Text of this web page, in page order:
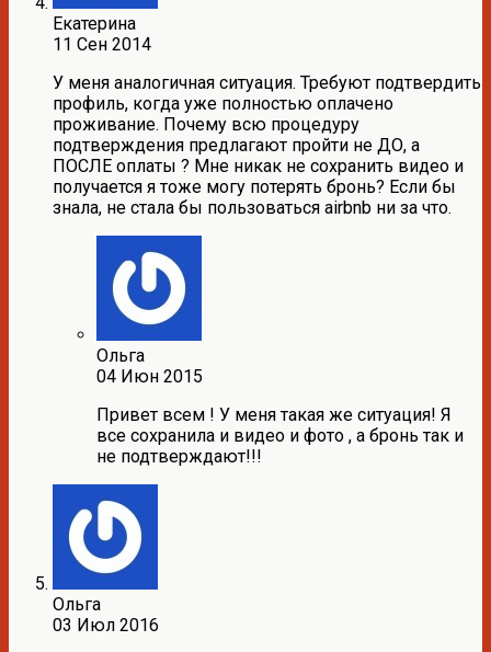
Екатерина
11 Сен 2014
У меня аналогичная ситуация. Требуют подтвердить
профиль, когда уже полностью оплачено
проживание. Почему всю процедуру
подтверждения предлагают пройти не ДО, а
ПОСЛЕ оплаты ? Мне никак не сохранить видео и
получается я тоже могу потерять бронь? Если бы
знала, не стала бы пользоваться airbnb ни за что.
Ольга
04 Июн 2015
Привет всем ! У меня такая же ситуация! Я
все сохранила и видео и фото , а бронь так и
не подтверждают!!!
Ольга
03 Июл 2016